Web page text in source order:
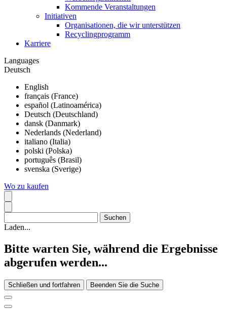
Kommende Veranstaltungen
Initiativen
Organisationen, die wir unterstützen
Recyclingprogramm
Karriere
Languages
Deutsch
English
français (France)
español (Latinoamérica)
Deutsch (Deutschland)
dansk (Danmark)
Nederlands (Nederland)
italiano (Italia)
polski (Polska)
português (Brasil)
svenska (Sverige)
Wo zu kaufen
Laden...
Bitte warten Sie, während die Ergebnisse
abgerufen werden...
Schließen und fortfahren Beenden Sie die Suche